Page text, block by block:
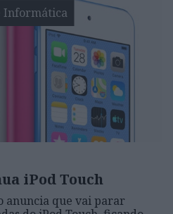
Informática
iPod Touch
anuncia que vai parar